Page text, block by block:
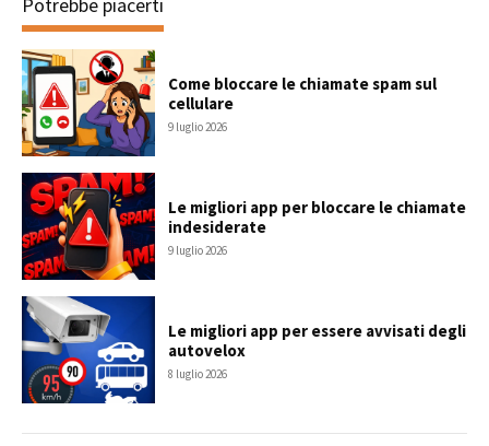
Potrebbe piacerti
Come bloccare le chiamate spam sul
cellulare
9 luglio 2026
Le migliori app per bloccare le chiamate
indesiderate
9 luglio 2026
Le migliori app per essere avvisati degli
autovelox
8 luglio 2026